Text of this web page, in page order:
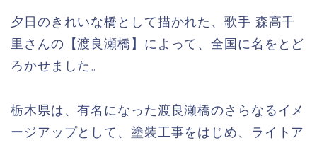
夕日のきれいな橋として描かれた、歌手 森高千
里さんの【渡良瀬橋】によって、全国に名をとど
ろかせました。
栃木県は、有名になった渡良瀬橋のさらなるイメ
ージアップとして、塗装工事をはじめ、ライトア